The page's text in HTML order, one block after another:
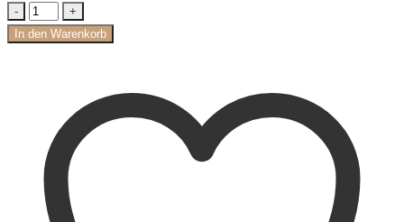
In den Warenkorb